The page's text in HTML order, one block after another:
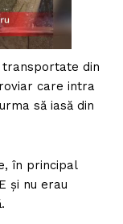
transportate din
care intra
să iasă din
în principal
și nu erau